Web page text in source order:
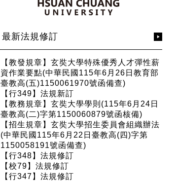
最新法規修訂
【教發規章】玄奘大學特殊優秀人才彈性薪
資作業要點(中華民國115年6月26日教育部
臺教高(五)1150061970號函備查)
【行349】法規新訂
【教務規章】玄奘大學學則(115年6月24日
臺教高(二)字第1150060879號函核備)
【招生規章】玄奘大學招生委員會組織辦法
(中華民國115年6月22日臺教高(四)字第
1150058191號函備查)
【行348】法規修訂
【校79】法規修訂
【行347】法規修訂